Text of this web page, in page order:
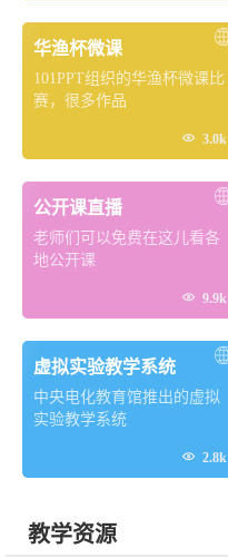
华渔杯微课
101PPT组织的华渔杯微课比
赛，很多作品
 3.0k
公开课直播
老师们可以免费在这儿看各
地公开课
 9.9k
虚拟实验教学系统
中央电化教育馆推出的虚拟
实验教学系统
 2.8k
教学资源